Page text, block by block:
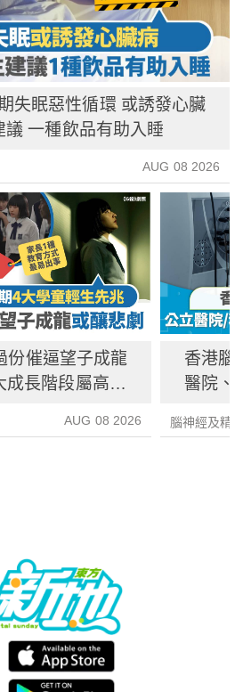
失眠惡性循環 或誘發心臟
議 一種飲品有助入睡
AUG 08 2026
份催逼望子成龍
成長階段屬高危
AUG 08 2026
香港腦
醫院、
腦神經及精神